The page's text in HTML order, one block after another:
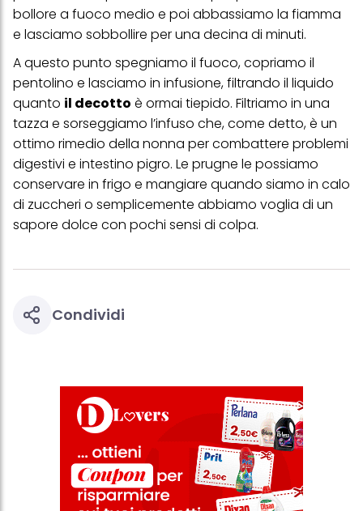
bollore a fuoco medio e poi abbassiamo la fiamma
e lasciamo sobbollire per una decina di minuti.
A questo punto spegniamo il fuoco, copriamo il
pentolino e lasciamo in infusione, filtrando il liquido
quanto il decotto è ormai tiepido. Filtriamo in una
tazza e sorseggiamo l’infuso che, come detto, è un
ottimo rimedio della nonna per combattere problemi
digestivi e intestino pigro. Le prugne le possiamo
conservare in frigo e mangiare quando siamo in calo
di zuccheri o semplicemente abbiamo voglia di un
sapore dolce con pochi sensi di colpa.
Condividi
Puoi trovare maggiori informazioni sul trattamento dei tuoi dati
nella nostra Informativa sulla protezione dei dati collegata nel piè
di pagina (Sezione "Cookie, Pixel, Impronte digitali e tecnologie
effetto per il futuro disabilitando i cookie sul nostro sito web nella
sezione "Impostazioni cookie" collegata nel piè di pagina. Per
ulteriori informazioni sui cookie utilizzati su questo sito Web, in
particolare sul loro periodo di conservazione, consultare le
informazioni dettagliate su ciascun cookie disponibili facendo
clic su "modifica" di seguito".
Se fai clic su "Modifica" potrai trovare maggiori informazioni sul
trattamento dei tuoi dati / sull'uso dei cookie e consentirli per uno o
più degli scopi sopra menzionati. Cliccando su "Accetta tutto",
acconsenti all'uso dei cookie e al trattamento dei tuoi dati
personali per tutte le finalità sopra indicate. Se fai clic su "Rifiuta",
verranno utilizzati solo i cookie tecnicamente necessari per fornirti